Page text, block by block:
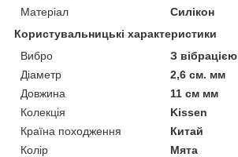
Матеріал
Силікон
Користувальницькі характеристики
Вибро
З вібрацією
Діаметр
2,6 см. мм
Довжина
11 см мм
Колекція
Kissen
Країна походження
Китай
Колір
Мята